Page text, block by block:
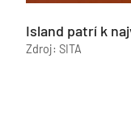
Island patrí k
Zdroj: SITA